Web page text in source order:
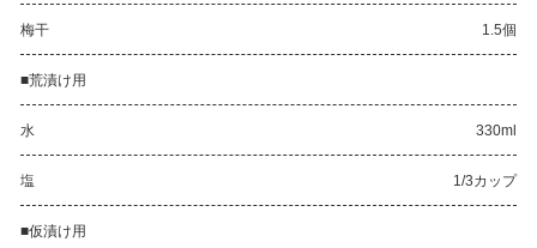
梅干 1.5個
■荒漬け用
水 330ml
塩 1/3カップ
■仮漬け用